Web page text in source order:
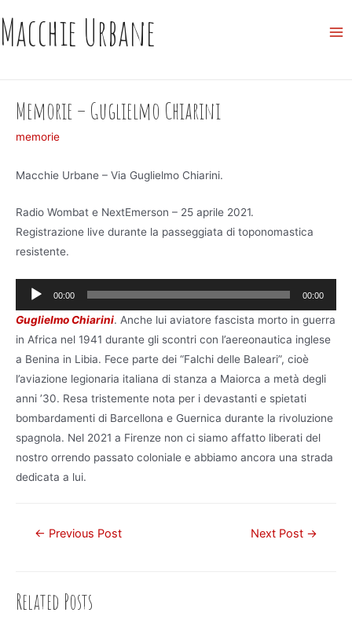
to
content
Macchie Urbane
Memorie – Guglielmo Chiarini
memorie
Macchie Urbane – Via Guglielmo Chiarini.
Radio Wombat e NextEmerson – 25 aprile 2021.
Registrazione live durante la passeggiata di toponomastica
resistente.
Audio
00:00 00:00
Guglielmo Chiarini. Anche lui aviatore fascista morto in guerra
in Africa nel 1941 durante gli scontri con l’aereonautica inglese
a Benina in Libia. Fece parte dei “Falchi delle Baleari”, cioè
l’aviazione legionaria italiana di stanza a Maiorca a metà degli
anni ’30. Resa tristemente nota per i devastanti e spietati
bombardamenti di Barcellona e Guernica durante la rivoluzione
spagnola. Nel 2021 a Firenze non ci siamo affatto liberati del
nostro orrendo passato coloniale e abbiamo ancora una strada
dedicata a lui.
Post← Previous Post Next Post →
Related Posts